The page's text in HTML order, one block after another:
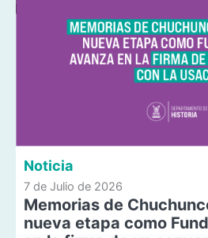
Noticia
7 de Julio de 2026
Memorias de
nueva etapa como